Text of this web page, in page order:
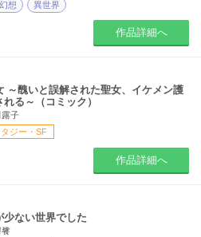
想 異世界
作品詳細へ
～醜いと誤解された聖女、イケメン護
る～（コミック）
露子
ジー・SF
作品詳細へ
少ない世界でした
餮